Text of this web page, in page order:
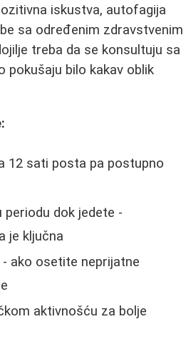
iskustva, autofagija
sa određenim zdravstvenim
treba da se konsultuju sa
pokušaju bilo kakav oblik
12 sati posta pa postupno
dok jedete -
je ključna
ako osetite neprijatne
aktivnošću za bolje